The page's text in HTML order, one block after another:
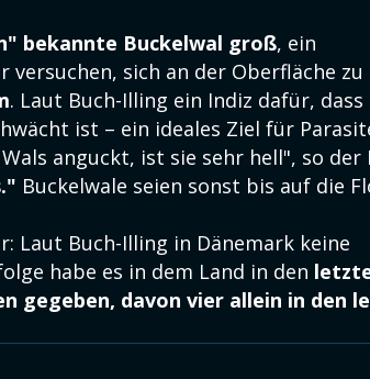
bekannte Buckelwal groß, ein
versuchen, sich an der Oberfläche
. Laut Buch-Illing ein Indiz dafür, dass
ist – ein ideales Ziel für
anguckt, ist sie sehr hell", so der
Buckelwale seien sonst bis auf die
Laut Buch-Illing in Dänemark keine
habe es in dem Land in den
gegeben, davon vier allein in den